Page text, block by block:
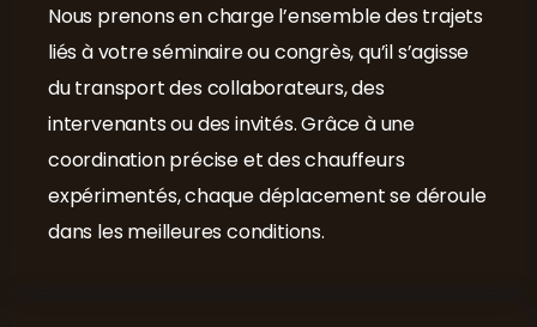
Nous prenons en charge l’ensemble des trajets
liés à votre séminaire ou congrès, qu’il s’agisse
du transport des collaborateurs, des
intervenants ou des invités. Grâce à une
coordination précise et des chauffeurs
expérimentés, chaque déplacement se déroule
dans les meilleures conditions.